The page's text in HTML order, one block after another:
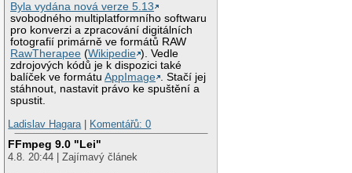
Byla vydána nová verze 5.13
svobodného multiplatformního softwaru
pro konverzi a zpracování digitálních
fotografií primárně ve formátů RAW
RawTherapee (Wikipedie ). Vedle
zdrojových kódů je k dispozici také
balíček ve formátuAppImage . Stačí jej
stáhnout, nastavit právo ke spuštění a
spustit.
Ladislav Hagara
Komentářů: 0
FFmpeg 9.0 "Lei"
4.8. 20:44 | Zajímavý článek